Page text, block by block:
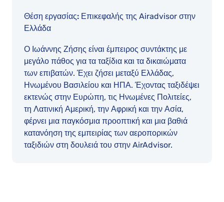
Θέση εργασίας: Επικεφαλής της Airadvisor στην
Ελλάδα
Ο Ιωάννης Ζήσης είναι έμπειρος συντάκτης με
μεγάλο πάθος για τα ταξίδια και τα δικαιώματα
των επιβατών. Έχει ζήσει μεταξύ Ελλάδας,
Ηνωμένου Βασιλείου και ΗΠΑ. Έχοντας ταξιδέψει
εκτενώς στην Ευρώπη, τις Ηνωμένες Πολιτείες,
τη Λατινική Αμερική, την Αφρική και την Ασία,
φέρνει μια παγκόσμια προοπτική και μια βαθιά
κατανόηση της εμπειρίας των αεροπορικών
ταξιδιών στη δουλειά του στην AirAdvisor.